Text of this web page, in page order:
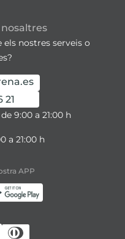
nostres serveis o
21
9:00 a 21:00 h
a 21:00 h
APP